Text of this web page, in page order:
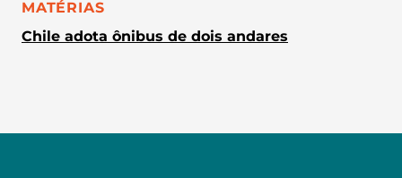
CATEGORIA:
MATÉRIAS
Chile adota ônibus de dois andares